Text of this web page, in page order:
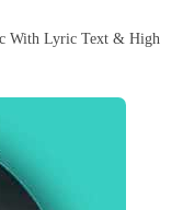
With Lyric Text & High